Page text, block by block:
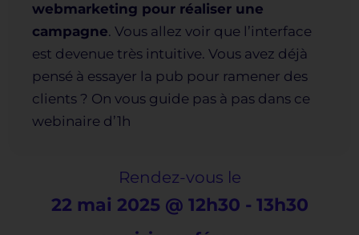
webmarketing pour réaliser une
campagne. Vous allez voir que l’interface
est devenue très intuitive. Vous avez déjà
pensé à essayer la pub pour ramener des
clients ? On vous guide pas à pas dans ce
webinaire d’1h
Rendez-vous le
22 mai 2025 @ 12h30 - 13h30